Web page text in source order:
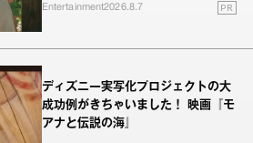
Entertainment2026.8.7 PR
ディズニー実写化プロジェクトの大
成功例がきちゃいました！ 映画『モ
アナと伝説の海』